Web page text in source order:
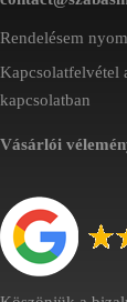
Rendelésem
Kapcsolatfelvétel
kapcsolatban
Vásárlói